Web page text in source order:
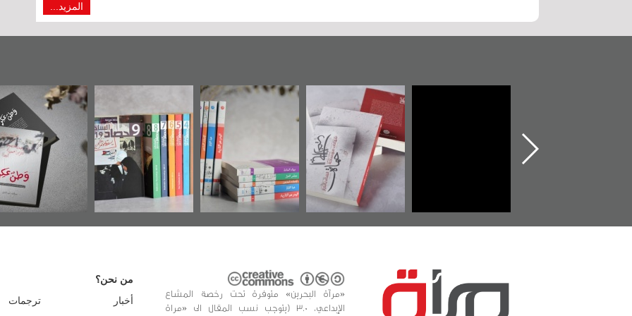
المزيد...
الشهيد سيد كاظم
السهلاوي في ذكراه
"حماة الباب الأخير":
الإصدار الأول عن
اعتصام الدراز
وأحداث ساحة
تصنيف موضوعي
للوثائق البريطانية
يقدمه «مركز أوال»
كتب
"مرآة البحرين"
تصدر حصاد
الساحات 2019
«وطن عكر» رواية
جديدة لمعتقل
عسكري تصدر عن
«مرآة البحرين»
حصاد 2017
«مرآة البحرين» متوفرة تحت رخصة المشاع
الإبداعي، 3.0 (يتوجب نسب المقال الى «مراة
من نحن؟
أخبار
ترجمات